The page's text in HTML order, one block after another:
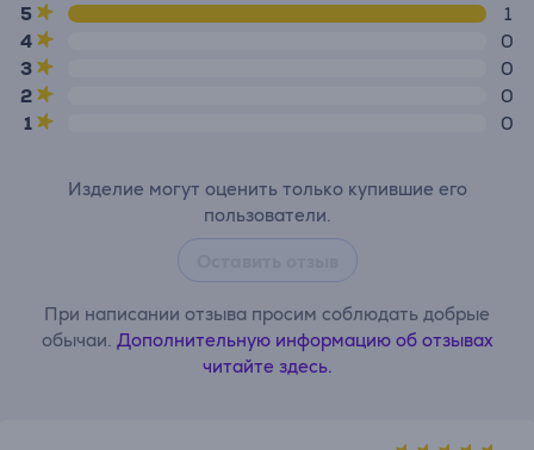
5
1
4
0
3
0
2
0
1
0
Изделие могут оценить только купившие его
пользователи.
При написании отзыва просим соблюдать добрые
обычаи. Дополнительную информацию об отзывах
читайте здесь.